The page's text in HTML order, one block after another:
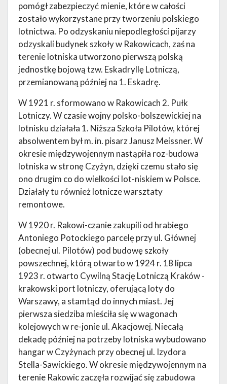
pomógł zabezpieczyć mienie, które w całości
zostało wykorzystane przy tworzeniu polskiego
lotnictwa. Po odzyskaniu niepodległości pijarzy
odzyskali budynek szkoły w Rakowicach, zaś na
terenie lotniska utworzono pierwszą polską
jednostkę bojową tzw. Eskadryllę Lotniczą,
przemianowaną później na 1. Eskadrę.
W 1921 r. sformowano w Rakowicach 2. Pułk
Lotniczy. W czasie wojny polsko-bolszewickiej na
lotnisku działała 1. Niższa Szkoła Pilotów, której
absolwentem był m. in. pisarz Janusz Meissner. W
okresie międzywojennym nastąpiła roz-budowa
lotniska w stronę Czyżyn, dzięki czemu stało się
ono drugim co do wielkości lot-niskiem w Polsce.
Działały tu również lotnicze warsztaty
remontowe.
W 1920 r. Rakowi-czanie zakupili od hrabiego
Antoniego Potockiego parcelę przy ul. Głównej
(obecnej ul. Pilotów) pod budowę szkoły
powszechnej, którą otwarto w 1924 r. 18 lipca
1923 r. otwarto Cywilną Stację Lotniczą Kraków -
krakowski port lotniczy, oferującą loty do
Warszawy, a stamtąd do innych miast. Jej
pierwsza siedziba mieściła się w wagonach
kolejowych w re-jonie ul. Akacjowej. Niecałą
dekadę później na potrzeby lotniska wybudowano
hangar w Czyżynach przy obecnej ul. Izydora
Stella-Sawickiego. W okresie międzywojennym na
terenie Rakowic zaczęła rozwijać się zabudowa